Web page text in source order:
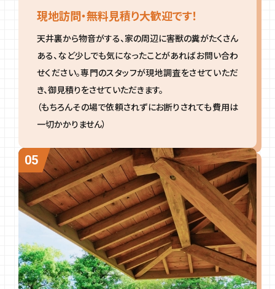
現地訪問・無料見積り大歓迎です！
天井裏から物音がする、家の周辺に害獣の糞がたくさん
ある、など少しでも気になったことがあればお問い合わ
せください。専門のスタッフが現地調査をさせていただ
き、御見積りをさせていただきます。
（もちろんその場で依頼されずにお断りされても費用は
一切かかりません）